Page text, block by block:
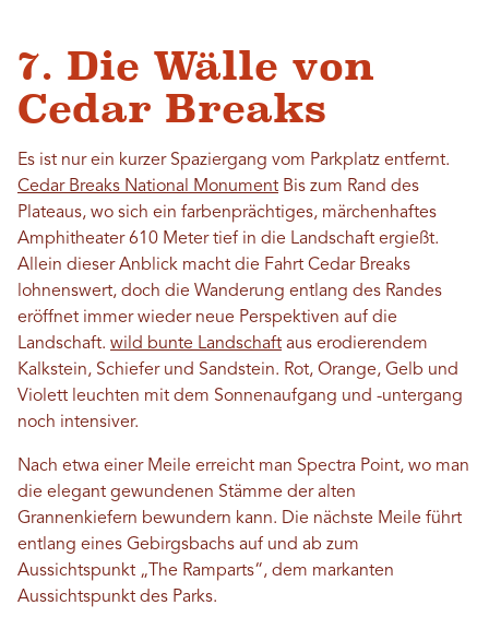
7. Die Wälle von
Cedar Breaks
Es ist nur ein kurzer Spaziergang vom Parkplatz entfernt.
Cedar Breaks National Monument Bis zum Rand des
Plateaus, wo sich ein farbenprächtiges, märchenhaftes
Amphitheater 610 Meter tief in die Landschaft ergießt.
Allein dieser Anblick macht die Fahrt Cedar Breaks
lohnenswert, doch die Wanderung entlang des Randes
eröffnet immer wieder neue Perspektiven auf die
Landschaft. wild bunte Landschaft aus erodierendem
Kalkstein, Schiefer und Sandstein. Rot, Orange, Gelb und
Violett leuchten mit dem Sonnenaufgang und -untergang
noch intensiver.
Nach etwa einer Meile erreicht man Spectra Point, wo man
die elegant gewundenen Stämme der alten
Grannenkiefern bewundern kann. Die nächste Meile führt
entlang eines Gebirgsbachs auf und ab zum
Aussichtspunkt „The Ramparts“, dem markanten
Aussichtspunkt des Parks.